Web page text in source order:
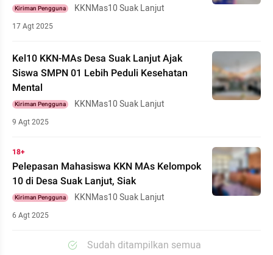
Kiriman Pengguna KKNMas10 Suak Lanjut
17 Agt 2025
Kel10 KKN-MAs Desa Suak Lanjut Ajak
Siswa SMPN 01 Lebih Peduli Kesehatan
Mental
Kiriman Pengguna KKNMas10 Suak Lanjut
9 Agt 2025
18+
Pelepasan Mahasiswa KKN MAs Kelompok
10 di Desa Suak Lanjut, Siak
Kiriman Pengguna KKNMas10 Suak Lanjut
6 Agt 2025
Sudah ditampilkan semua